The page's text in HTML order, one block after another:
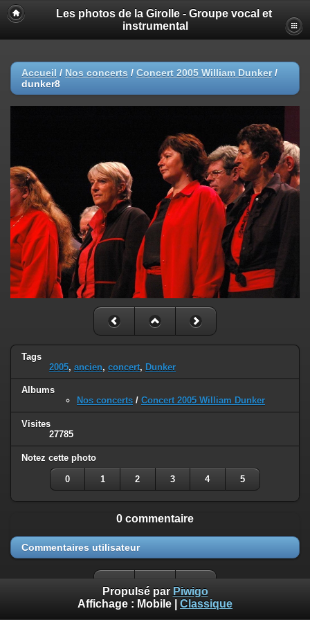
Les photos de la Girolle - Groupe vocal et
instrumental
Accueil / Nos concerts / Concert 2005 William Dunker/
dunker8
Tags
2005, ancien, concert, Dunker
Albums
Nos concerts / Concert 2005 William Dunker
Visites
27785
Notez cette photo
0 1 2 3 4 5
0 commentaire
Commentaires utilisateur
Propulsé par Piwigo
Affichage : Mobile Classique